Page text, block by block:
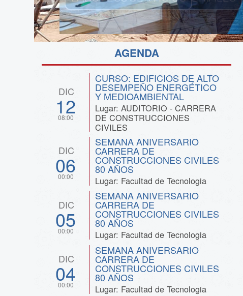
AGENDA
DIC
12
08:00
CURSO: EDIFICIOS DE ALTO
DESEMPEÑO ENERGÉTICO
Y MEDIOAMBIENTAL
Lugar: AUDITORIO - CARRERA
DE CONSTRUCCIONES
CIVILES
DIC
06
00:00
SEMANA ANIVERSARIO
CARRERA DE
CONSTRUCCIONES CIVILES
80 AÑOS
Lugar: Facultad de Tecnologia
DIC
05
00:00
SEMANA ANIVERSARIO
CARRERA DE
CONSTRUCCIONES CIVILES
80 AÑOS
Lugar: Facultad de Tecnologia
DIC
04
00:00
SEMANA ANIVERSARIO
CARRERA DE
CONSTRUCCIONES CIVILES
80 AÑOS
Lugar: Facultad de Tecnologia